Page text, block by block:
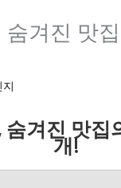
겨진 맛
지
숨겨진 맛집
개!